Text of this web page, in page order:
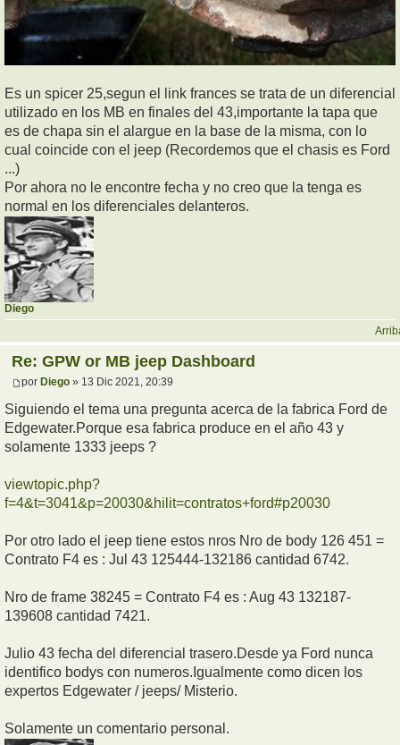
Es un spicer 25,segun el link frances se trata de un diferencial
utilizado en los MB en finales del 43,importante la tapa que
es de chapa sin el alargue en la base de la misma, con lo
cual coincide con el jeep (Recordemos que el chasis es Ford
...)
Por ahora no le encontre fecha y no creo que la tenga es
normal en los diferenciales delanteros.
Diego
Re: GPW or MB jeep Dashboard
por Diego » 13 Dic 2021, 20:39
Siguiendo el tema una pregunta acerca de la fabrica Ford de
Edgewater.Porque esa fabrica produce en el año 43 y
solamente 1333 jeeps ?
viewtopic.php?
f=4&t=3041&p=20030&hilit=contratos+ford#p20030
Por otro lado el jeep tiene estos nros Nro de body 126 451 =
Contrato F4 es : Jul 43 125444-132186 cantidad 6742.
Nro de frame 38245 = Contrato F4 es : Aug 43 132187-
139608 cantidad 7421.
Julio 43 fecha del diferencial trasero.Desde ya Ford nunca
identifico bodys con numeros.Igualmente como dicen los
expertos Edgewater / jeeps/ Misterio.
Solamente un comentario personal.